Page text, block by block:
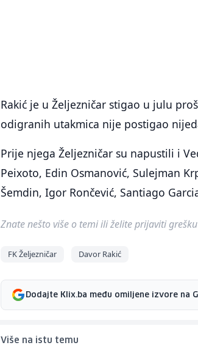
Rakić je u Željezničar stigao u julu
odigranih utakmica nije postigao
Prije njega Željezničar su napustili i
Peixoto, Edin Osmanović, Sulejman
Šemdin, Igor Rončević, Santiago
Znate nešto više o temi ili želite prijaviti
FK Željezničar Davor Rakić
Dodajte Klix.ba među omiljene izvore na
Više na istu temu